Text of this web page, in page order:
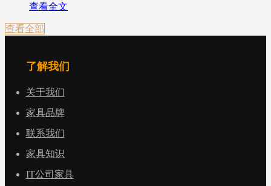
查看全文
查看全部
了解我们
关于我们
家具品牌
联系我们
家具知识
IT公司家具